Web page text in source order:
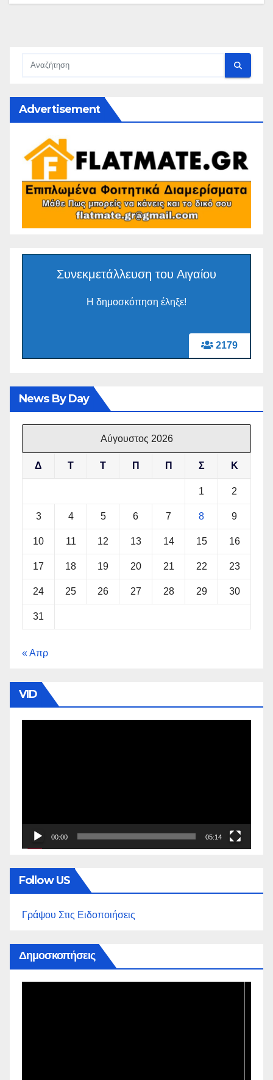
Advertisement
2179
Συνεκμετάλλευση του Αιγαίου
Η δημοσκόπηση έληξε!
News By Day
Αύγουστος 2026
Δ Τ Τ Π Π Σ Κ
1 2
3 4 5 6 7 8 9
10 11 12 13 14 15 16
17 18 19 20 21 22 23
24 25 26 27 28 29 30
31
« Απρ
VID
00:00 05:14
Follow US
Γράψου Στις Ειδοποιήσεις
Δημοσκοπήσεις